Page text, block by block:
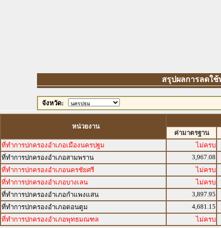
สรุปผลการลดใช้พ
จังหวัด:
หน่วยงาน
ค่ามาตรฐาน
ที่ทำการปกครองอำเภอเมืองนครปฐม
ไม่ครบ
ที่ทำการปกครองอำเภอสามพราน
3,967.08
ที่ทำการปกครองอำเภอนครชัยศรี
ไม่ครบ
ที่ทำการปกครองอำเภอบางเลน
ไม่ครบ
ที่ทำการปกครองอำเภอกำแพงแสน
3,897.95
ที่ทำการปกครองอำเภอดอนตูม
4,681.15
ที่ทำการปกครองอำเภอพุทธมณฑล
ไม่ครบ